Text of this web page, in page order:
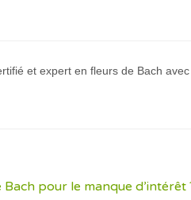
et expert en fleurs de Bach
pour le manque d’intérêt